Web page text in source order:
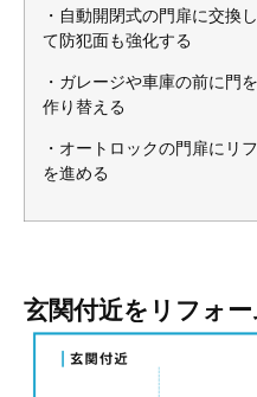
・自動開閉式の門扉に交換
て防犯面も強化する
・ガレージや車庫の前に門
作り替える
・オートロックの門扉にリ
を進める
玄関付近をリフォ